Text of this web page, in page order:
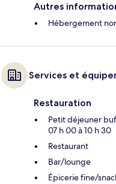
Autres
Hébergement
Services et
Restauration
Petit déjeuner
07 h 00 à 10 h 30
Restaurant
Bar/lounge
Épicerie fine/